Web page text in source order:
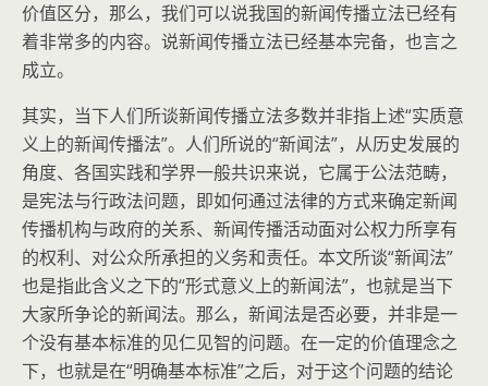
价值区分，那么，我们可以说我国的新闻传播立法已经有
着非常多的内容。说新闻传播立法已经基本完备，也言之
成立。
其实，当下人们所谈新闻传播立法多数并非指上述“实质意
义上的新闻传播法”。人们所说的“新闻法”，从历史发展的
角度、各国实践和学界一般共识来说，它属于公法范畴，
是宪法与行政法问题，即如何通过法律的方式来确定新闻
传播机构与政府的关系、新闻传播活动面对公权力所享有
的权利、对公众所承担的义务和责任。本文所谈“新闻法”
也是指此含义之下的“形式意义上的新闻法”，也就是当下
大家所争论的新闻法。那么，新闻法是否必要，并非是一
个没有基本标准的见仁见智的问题。在一定的价值理念之
下，也就是在“明确基本标准”之后，对于这个问题的结论